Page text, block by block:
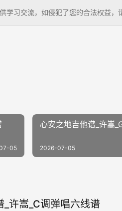
习交流，如侵犯了您的合法权益，
05
心安之地吉他谱_许嵩
2026-07-05
_许嵩_C调弹唱六线谱